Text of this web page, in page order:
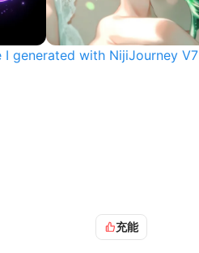
I generated with NijiJourney V7
充能